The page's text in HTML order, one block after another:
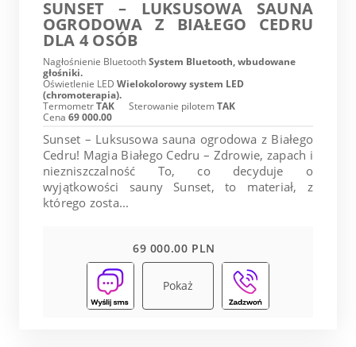
SUNSET – LUKSUSOWA SAUNA
OGRODOWA Z BIAŁEGO CEDRU
DLA 4 OSÓB
Nagłośnienie BluetoothSystem Bluetooth, wbudowane
głośniki.
Oświetlenie LED Wielokolorowy system LED
(chromoterapia).
TermometrTAK Sterowanie pilotemTAK
Cena 69 000.00
Sunset – Luksusowa sauna ogrodowa z Białego
Cedru! Magia Białego Cedru – Zdrowie, zapach i
niezniszczalność To, co decyduje o
wyjątkowości sauny Sunset, to materiał, z
którego zosta...
69 000.00 PLN
Pokaż